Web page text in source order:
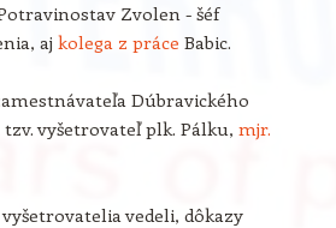
Zvolen - šéf
aj kolega z práce Babic.
Dúbravického
vyšetrovateľ plk. Pálku, mjr.
vedeli, dôkazy